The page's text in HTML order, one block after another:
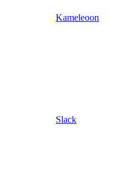
Kameleoon
Slack